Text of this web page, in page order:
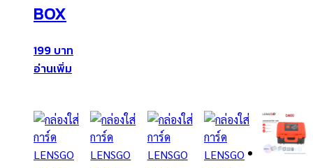
BOX
199
อ่านเพิ่ม